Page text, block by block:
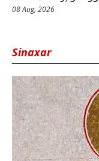
08 Aug, 2026
Sinaxar